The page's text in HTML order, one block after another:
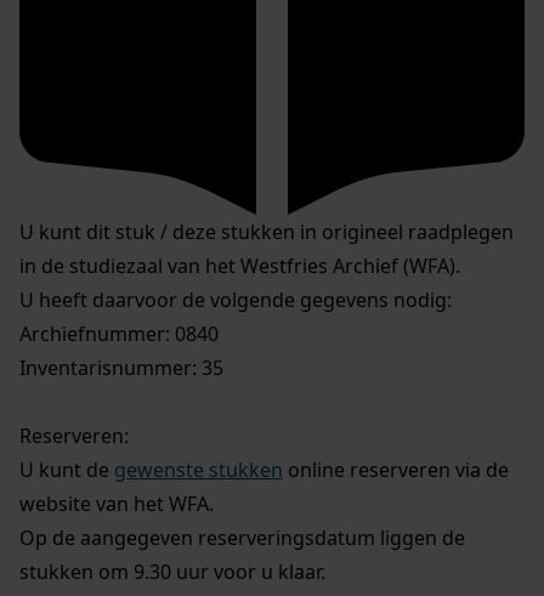
U kunt dit stuk / deze stukken in origineel raadplegen
in de studiezaal van het Westfries Archief (WFA).
U heeft daarvoor de volgende gegevens nodig:
Archiefnummer: 0840
Inventarisnummer: 35
Reserveren:
U kunt de gewenste stukken online reserveren via de
website van het WFA.
Op de aangegeven reserveringsdatum liggen de
stukken om 9.30 uur voor u klaar.